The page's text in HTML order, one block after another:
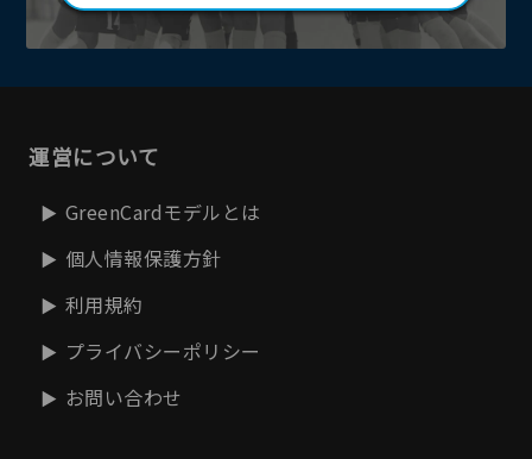
運営について
GreenCardモデルとは
個人情報保護方針
利用規約
プライバシーポリシー
お問い合わせ